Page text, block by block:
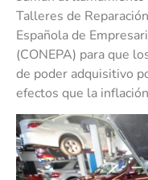
Talleres de
Española de
(CONEPA) para que
de poder adquisitivo
efectos que la